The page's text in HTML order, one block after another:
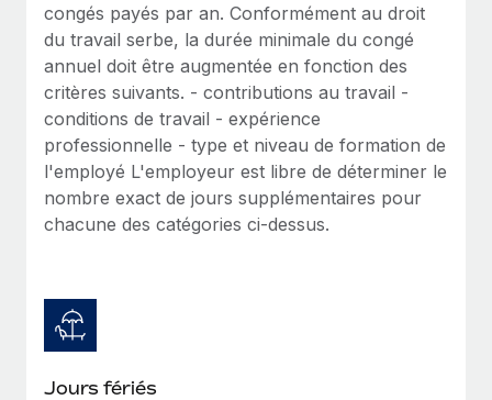
Contrôles d’antécédents
Simplifiez vos processus de présélection des
candidats
Remote Watchtower
Gardez un temps d’avance sur les risques en
matière de conformité
Gestion des appareils
Création d’entité
Établissez des entités rapidement et en toute
ÉTUDES DE CAS
Voir toutes les ressources
BLOG
Paie multipays
EOR et PEO
Gestion des freelances
Explorer le blog
BLOG
congés payés par an. Conformément au droit
du travail serbe, la durée minimale du congé
annuel doit être augmentée en fonction des
critères suivants. - contributions au travail -
conditions de travail - expérience
professionnelle - type et niveau de formation de
l'employé L'employeur est libre de déterminer le
nombre exact de jours supplémentaires pour
chacune des catégories ci-dessus.
Jours fériés